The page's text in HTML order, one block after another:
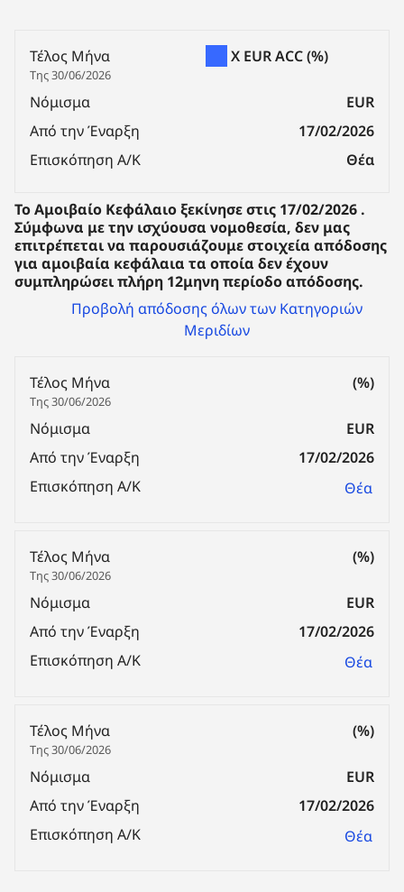
Τέλος Μήνα
Της 30/06/2026
X EUR ACC(%)
Νόμισμα
EUR
Από την Έναρξη
17/02/2026
Επισκόπηση Α/Κ
Θέα
To Aμοιβαίο Κεφάλαιο ξεκίνησε στις 17/02/2026 .
Σύμφωνα με την ισχύουσα νομοθεσία, δεν μας
επιτρέπεται να παρουσιάζουμε στοιχεία απόδοσης
για αμοιβαία κεφάλαια τα οποία δεν έχουν
συμπληρώσει πλήρη 12μηνη περίοδο απόδοσης.
Προβολή απόδοσης όλων των Κατηγοριών
Μεριδίων
Τέλος Μήνα
Της 30/06/2026
(%)
Νόμισμα
EUR
Από την Έναρξη
17/02/2026
Επισκόπηση Α/Κ
Θέα
Τέλος Μήνα
Της 30/06/2026
(%)
Νόμισμα
EUR
Από την Έναρξη
17/02/2026
Επισκόπηση Α/Κ
Θέα
Τέλος Μήνα
Της 30/06/2026
(%)
Νόμισμα
EUR
Από την Έναρξη
17/02/2026
Επισκόπηση Α/Κ
Θέα